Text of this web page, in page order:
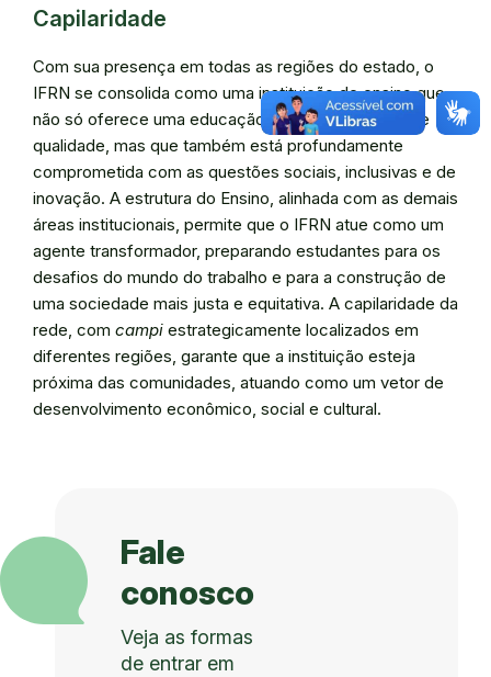
Capilaridade
Com sua presença em todas as regiões do estado, o
IFRN se consolida como uma instituição de ensino que
não só oferece uma educação técnica e superior de
qualidade, mas que também está profundamente
comprometida com as questões sociais, inclusivas e de
inovação. A estrutura do Ensino, alinhada com as demais
áreas institucionais, permite que o IFRN atue como um
agente transformador, preparando estudantes para os
desafios do mundo do trabalho e para a construção de
uma sociedade mais justa e equitativa. A capilaridade da
rede, com campi estrategicamente localizados em
diferentes regiões, garante que a instituição esteja
próxima das comunidades, atuando como um vetor de
desenvolvimento econômico, social e cultural.
Fale
conosco
Veja as formas
de entrar em